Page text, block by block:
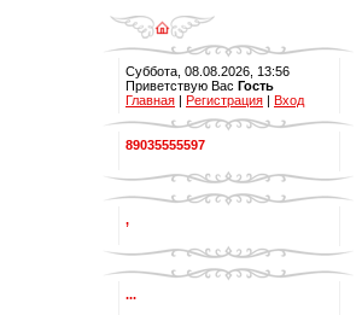
Суббота, 08.08.2026, 13:56
Приветствую Вас Гость
Главная | Регистрация | Вход
89035555597
,
...